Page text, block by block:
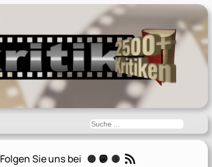
Suchen
Folgen Sie uns bei Instagram Mastodon Threads RSS-Feed